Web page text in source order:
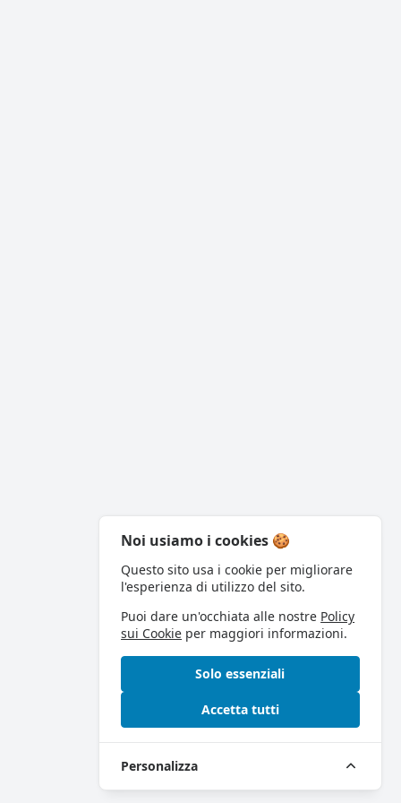
Noi usiamo i cookies 🍪
Questo sito usa i cookie per migliorare
l'esperienza di utilizzo del sito.
Puoi dare un'occhiata alle nostre Policy
sui Cookie per maggiori informazioni.
Solo essenziali
Accetta tutti
Personalizza